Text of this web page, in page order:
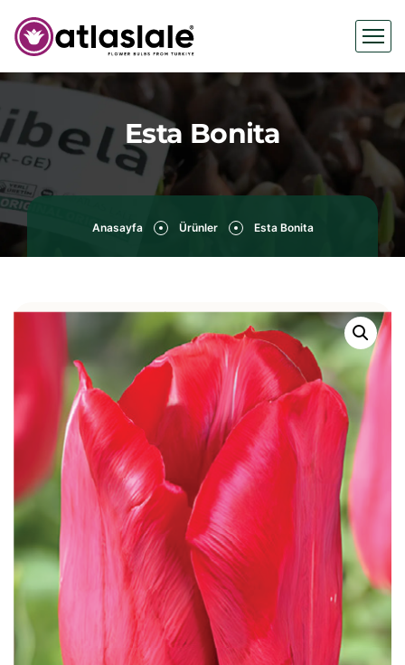
Esta Bonita
Anasayfa Ürünler Esta Bonita